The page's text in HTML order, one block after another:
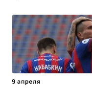
9 апреля